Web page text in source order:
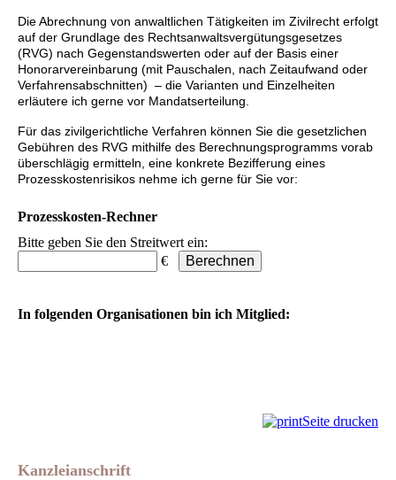
Die Abrechnung von anwaltlichen Tätigkeiten im Zivilrecht erfolgt
auf der Grundlage des Rechtsanwaltsvergütungsgesetzes
(RVG) nach Gegenstandswerten oder auf der Basis einer
Honorarvereinbarung (mit Pauschalen, nach Zeitaufwand oder
Verfahrensabschnitten) – die Varianten und Einzelheiten
erläutere ich gerne vor Mandatserteilung.
Für das zivilgerichtliche Verfahren können Sie die gesetzlichen
Gebühren des RVG mithilfe des Berechnungsprogramms vorab
überschlägig ermitteln, eine konkrete Bezifferung eines
Prozesskostenrisikos nehme ich gerne für Sie vor:
Prozesskosten-Rechner
Bitte geben Sie den Streitwert ein:
€
In folgenden Organisationen bin ich Mitglied:
Seite drucken
Kanzleianschrift